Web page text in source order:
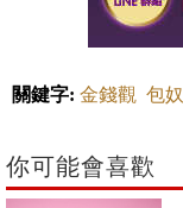
關鍵字: 金錢觀 包奴
你可能會喜歡